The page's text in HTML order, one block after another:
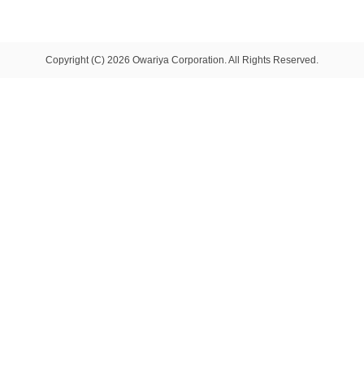
Copyright (C) 2026 Owariya Corporation. All Rights Reserved.